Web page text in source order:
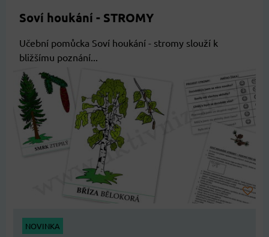
Soví houkání - STROMY
Učební pomůcka Soví houkání - stromy slouží k
bližšímu poznání...
NOVINKA